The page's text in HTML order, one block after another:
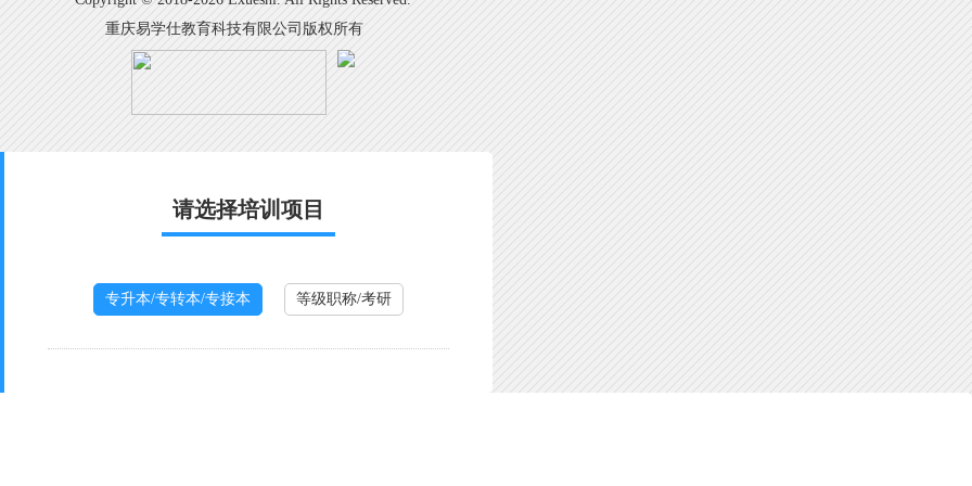
重庆易学仕教育科技有限公司版权所有
请选择培训项目
专升本/专转本/专接本 等级职称/考研